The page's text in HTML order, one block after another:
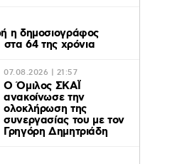
η δημοσιογράφος
στα 64 της χρόνια
07.08.2026 | 21:57
Ο Όμιλος ΣΚΑΪ
ανακοίνωσε την
ολοκλήρωση της
συνεργασίας του με τον
Γρηγόρη Δημητριάδη